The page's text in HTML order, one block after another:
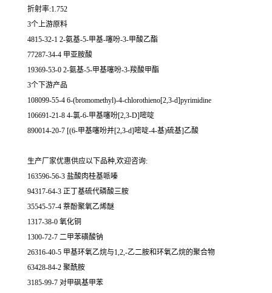
折射率:1.752
3个上游原料
4815-32-1 2-氨基-5-甲基-噻吩-3-甲酸乙酯
77287-34-4 甲亚胺酸
19369-53-0 2-氨基-5-甲基噻吩-3-羧酸甲酯
3个下游产品
108099-55-4 6-(bromomethyl)-4-chlorothieno[2,3-d]pyrimidine
106691-21-8 4-氯-6-甲基噻吩[2,3-D]嘧啶
890014-20-7 [(6-甲基噻吩并[2,3-d]嘧啶-4-基)硫基]乙酸
生产厂家优惠供应以下品种,欢迎咨询:
163596-56-3 盐酸肉桂基哌嗪
94317-64-3 正丁基硫代磷酸三胺
35545-57-4 萘酚聚氧乙烯醚
1317-38-0 氧化铜
1300-72-7 二甲苯磺酸钠
26316-40-5 甲基环氧乙烷与1,2,-乙二胺和环氧乙烷的聚合物
63428-84-2 聚酰胺
3185-99-7 对甲砜基甲苯